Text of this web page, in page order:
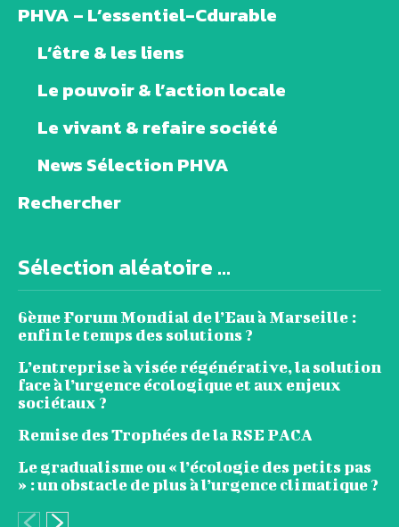
PHVA – L’essentiel-Cdurable
L’être & les liens
Le pouvoir & l’action locale
Le vivant & refaire société
News Sélection PHVA
Rechercher
Sélection aléatoire ...
6ème Forum Mondial de l’Eau à Marseille :
enfin le temps des solutions ?
L’entreprise à visée régénérative, la solution
face à l’urgence écologique et aux enjeux
sociétaux ?
Remise des Trophées de la RSE PACA
Le gradualisme ou « l’écologie des petits pas
» : un obstacle de plus à l’urgence climatique ?